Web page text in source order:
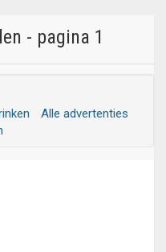
- pagina 1
Alle advertenties